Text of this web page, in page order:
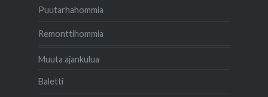
Puutarhahommia
Remonttihommia
Muuta ajankulua
Baletti